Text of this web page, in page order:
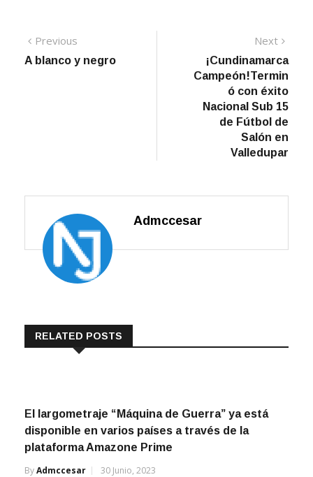
Navegación
de
Previous
post:
A blanco y negro
Next
post:
¡Cundinamarca
Campeón!Termin
ó con éxito
Nacional Sub 15
de Fútbol de
Salón en
Valledupar
Admccesar
RELATED POSTS
El largometraje “Máquina de Guerra” ya está
disponible en varios países a través de la
plataforma Amazone Prime
ByAdmccesar 30 Junio, 2023